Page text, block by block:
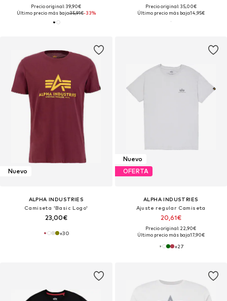
Precio original: 39,90€
Último precio más bajo:35,91€-33%
Precio original: 35,00€
Último precio más bajo:14,95€
Nuevo
ALPHA INDUSTRIES
Camiseta 'Basic Logo'
23,00€
+30
Nuevo
OFERTA
ALPHA INDUSTRIES
Ajuste regular Camiseta
20,61€
Precio original: 22,90€
Último precio más bajo:17,90€
+27